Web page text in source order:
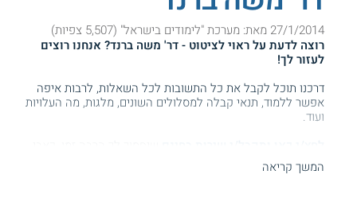
27/1/2014 מאת: מערכת "לימודים בישראל" (5,507 צפיות)
רוצה לדעת עלראוי לציטוט - דר' משה ברנד? אנחנו רוצים
לעזור לך!
דרכנו תוכל לקבל את כל התשובות לכל השאלות, לרבות איפה
אפשר ללמוד, תנאי קבלה למסלולים השונים, מלגות, מה העלויות
ועוד.
ראש וגם כסף ...
המשך קריאה